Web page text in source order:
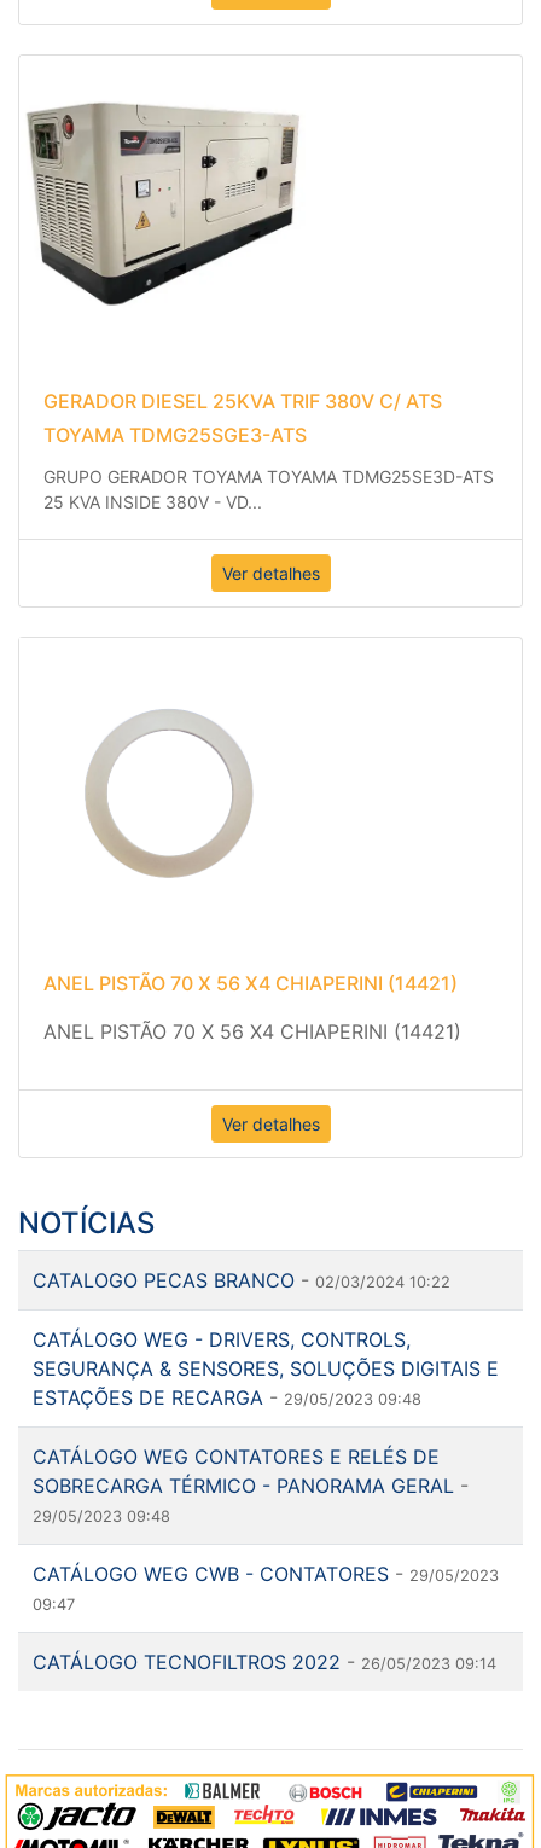
GERADOR DIESEL 25KVA TRIF 380V C/ ATS
TOYAMA TDMG25SGE3-ATS
GRUPO GERADOR TOYAMA TOYAMA TDMG25SE3D-ATS
25 KVA INSIDE 380V - VD
Ver detalhes
ANEL PISTÃO 70 X 56 X4 CHIAPERINI (14421)
ANEL PISTÃO 70 X 56 X4 CHIAPERINI (14421)
Ver detalhes
NOTÍCIAS
CATALOGO PECAS BRANCO - 02/03/2024 10:22
CATÁLOGO WEG - DRIVERS, CONTROLS,
SEGURANÇA & SENSORES, SOLUÇÕES DIGITAIS E
ESTAÇÕES DE RECARGA - 29/05/2023 09:48
CATÁLOGO WEG CONTATORES E RELÉS DE
SOBRECARGA TÉRMICO - PANORAMA GERAL -
29/05/2023 09:48
CATÁLOGO WEG CWB - CONTATORES - 29/05/2023
09:47
CATÁLOGO TECNOFILTROS 2022 - 26/05/2023 09:14